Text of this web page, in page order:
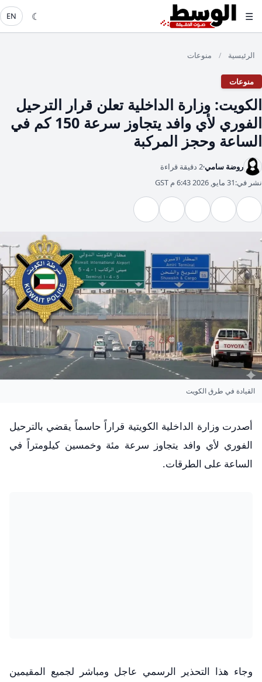
☰
☾
EN
الرئيسية / منوعات
منوعات
​الكويت: وزارة الداخلية تعلن قرار الترحيل
الفوري لأي وافد يتجاوز سرعة 150 كم في
الساعة وحجز المركبة
روضة سامي2 دقيقة قراءة
نشر في:31 مايو, 2026 6:43 م GST
القيادة في طرق الكويت
​أصدرت وزارة الداخلية الكويتية قراراً حاسماً يقضي بالترحيل
الفوري لأي وافد يتجاوز سرعة مئة وخمسين كيلومتراً في
الساعة على الطرقات.
وجاء هذا التحذير الرسمي عاجل ومباشر لجميع المقيمين